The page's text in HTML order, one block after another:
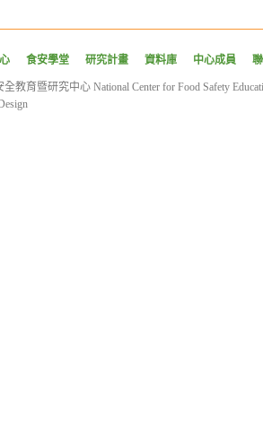
食安學堂 研究計畫 資料庫 中心成員
教育暨研究中心 National Center for Food Safety